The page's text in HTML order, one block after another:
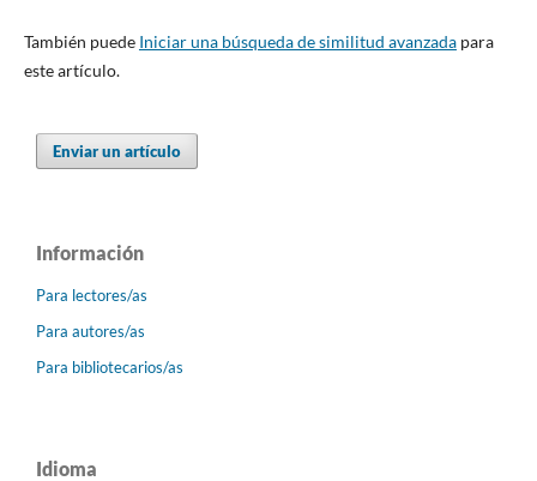
También puede Iniciar una búsqueda de similitud avanzadapara
este artículo.
Enviar un artículo
Información
Para lectores/as
Para autores/as
Para bibliotecarios/as
Idioma